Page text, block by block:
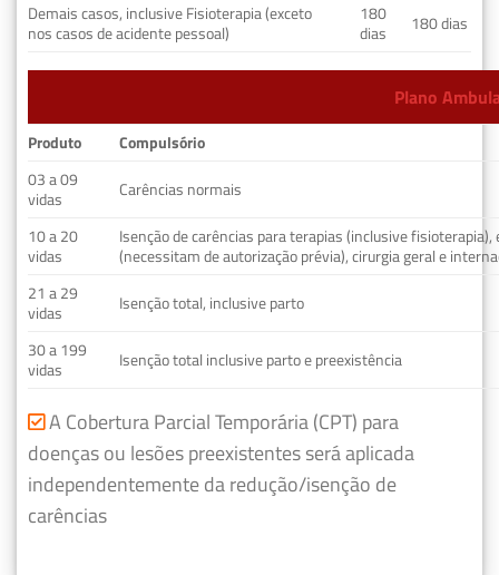
Demais casos, inclusive Fisioterapia (exceto
nos casos de acidente pessoal)
180
dias
180 dias
Plano
Produto
Compulsório
03 a 09
vidas
Carências normais
10 a 20
vidas
Isenção de carências para terapias (inclusive fisioterapia),
(necessitam de autorização prévia), cirurgia geral e
21 a 29
vidas
Isenção total, inclusive parto
30 a 199
vidas
Isenção total inclusive parto e preexistência
A Cobertura Parcial Temporária (CPT) para
doenças ou lesões preexistentes será aplicada
independentemente da redução/isenção de
carências